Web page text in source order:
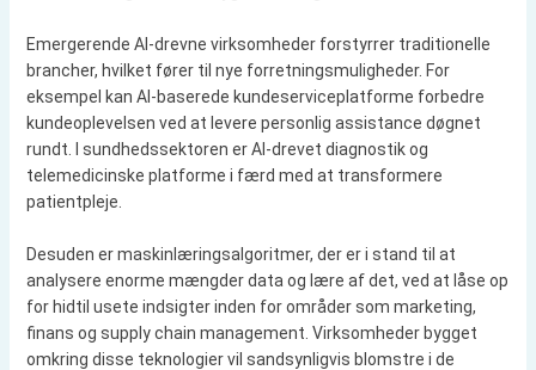
Emergerende AI-drevne virksomheder forstyrrer traditionelle
brancher, hvilket fører til nye forretningsmuligheder. For
eksempel kan AI-baserede kundeserviceplatforme forbedre
kundeoplevelsen ved at levere personlig assistance døgnet
rundt. I sundhedssektoren er AI-drevet diagnostik og
telemedicinske platforme i færd med at transformere
patientpleje.
Desuden er maskinlæringsalgoritmer, der er i stand til at
analysere enorme mængder data og lære af det, ved at låse op
for hidtil usete indsigter inden for områder som marketing,
finans og supply chain management. Virksomheder bygget
omkring disse teknologier vil sandsynligvis blomstre i de